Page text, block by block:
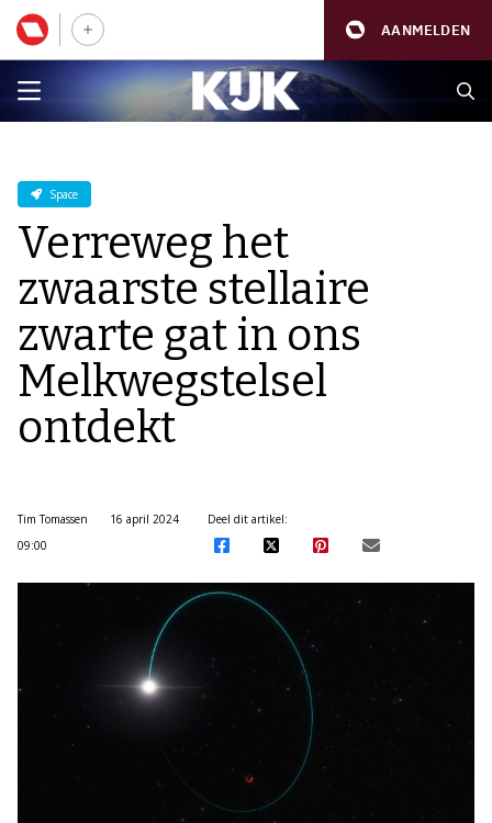
AANMELDEN
Space
Verreweg het
zwaarste stellaire
zwarte gat in ons
Melkwegstelsel
ontdekt
Tim Tomassen
16 april 2024
09:00
Deel dit artikel: